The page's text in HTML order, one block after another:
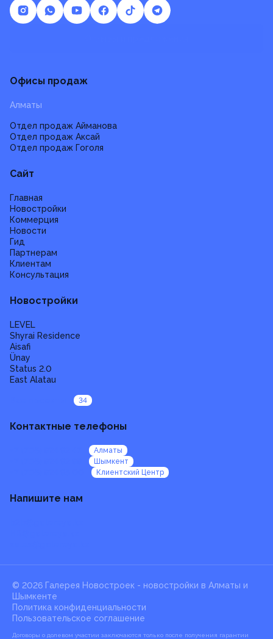
Офисы продаж
Алматы
Отдел продаж Айманова
Отдел продаж Аксай
Отдел продаж Гоголя
Сайт
Главная
Новостройки
Коммерция
Новости
Гид
Партнерам
Клиентам
Консультация
Новостройки
LEVEL
Shyrai Residence
Aisafi
Ünay
Status 2.0
East Alatau
34
Контактные телефоны
Алматы
Шымкент
Клиентский Центр
Напишите нам
© 2026 Галерея Новостроек - новостройки в Алматы и
Шымкенте
Политика конфиденциальности
Пользовательское соглашение
Договоры о долевом участии заключаются только после получения гарантии